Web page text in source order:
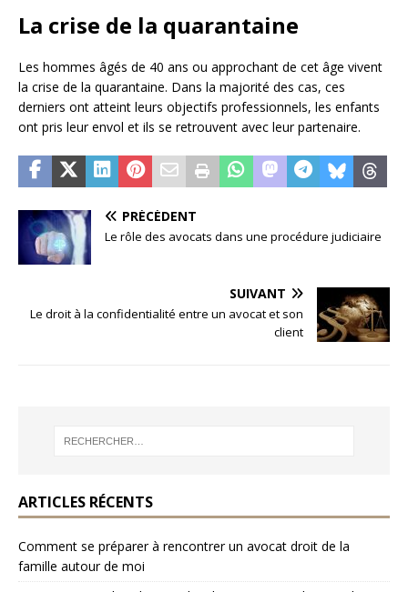
La crise de la quarantaine
Les hommes âgés de 40 ans ou approchant de cet âge vivent
la crise de la quarantaine. Dans la majorité des cas, ces
derniers ont atteint leurs objectifs professionnels, les enfants
ont pris leur envol et ils se retrouvent avec leur partenaire.
PRÉCÉDENT
Le rôle des avocats dans une procédure judiciaire
SUIVANT
Le droit à la confidentialité entre un avocat et son
client
ARTICLES RÉCENTS
Comment se préparer à rencontrer un avocat droit de la
famille autour de moi